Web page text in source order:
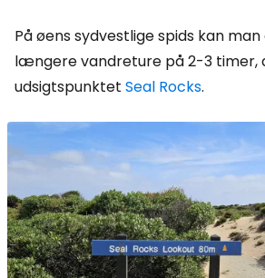
På øens sydvestlige spids kan
længere vandreture på 2-3 timer,
udsigtspunktet Seal Rocks.